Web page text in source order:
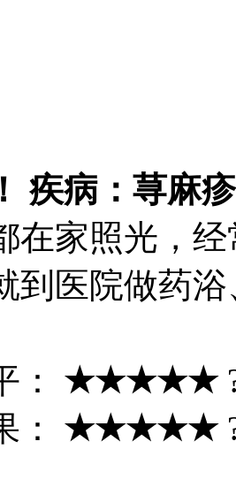
疾病：荨麻疹
在家照光，
到医院做药
： ★★★★★
： ★★★★★